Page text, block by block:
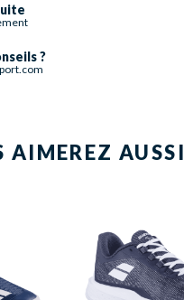
?
AIMEREZ AUSSI